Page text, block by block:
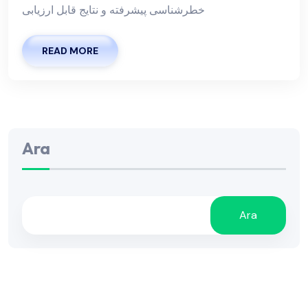
خطرشناسی پیشرفته و نتایج قابل ارزیابی
READ MORE
Ara
Ara